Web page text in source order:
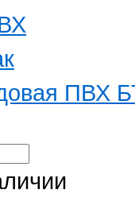
ПВХ